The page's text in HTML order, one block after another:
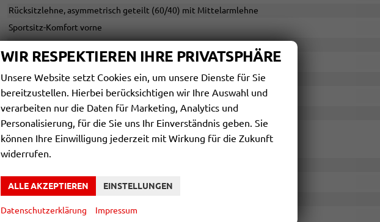
Rücksitzlehne, asymmetrisch geteilt (60/40) mit Mittelarmlehne
Sportsitz-Komfort vorne
Variable Kofferraumboden
Vordersitze mit elektrisch verstellbarer Lendenstütze
Vordersitze mit Höheneinstellung
Vordersitze, beheizbar
INFOTAINMENT & KOMMUNIKATION
DAB+
Erweiterte Müdigkeitserkennung
Infotainment mit 12,9 Zoll Touchscreen
WIR RESPEKTIEREN IHRE PRIVATSPHÄRE
Unsere Website setzt Cookies ein, um unsere Dienste für Sie
bereitzustellen. Hierbei berücksichtigen wir Ihre Auswahl und
verarbeiten nur die Daten für Marketing, Analytics und
Personalisierung, für die Sie uns Ihr Einverständnis geben. Sie
können Ihre Einwilligung jederzeit mit Wirkung für die Zukunft
widerrufen.
ALLE AKZEPTIEREN EINSTELLUNGEN
Datenschutzerklärung Impressum